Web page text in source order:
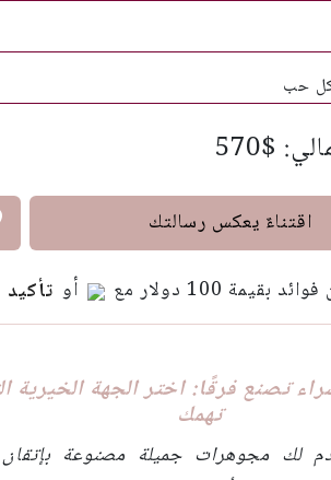
حب
$570
اقتناءٌ يعكس رسالتك
أو تأكيد
تصنع فرقًا: اختر الجهة الخيرية
تهمك
لك مجوهرات جميلة مصنوعة